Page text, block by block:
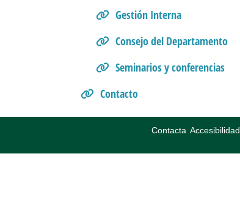
Gestión Interna
Consejo del Departamento
Seminarios y conferencias
Contacto
Contacta Accesibilidad